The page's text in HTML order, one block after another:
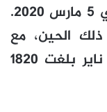
تم إعلان أول وفاة بكوفيد-19 في 5 مارس 2020.
الحين، مع
تسجيل حصيلة قياسية في 20 ناير بلغت 1820